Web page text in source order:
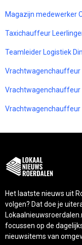
Magazijn medewerker
Taxichauffeur
Teamleider Logistiek
Vrachtwagenchauffeur
Vrachtwagenchauffeur
Vrachtwagenchauffeur
Het laatste nieuws uit
volgen? Dat doe je
focussen op de
nieuwsitems van